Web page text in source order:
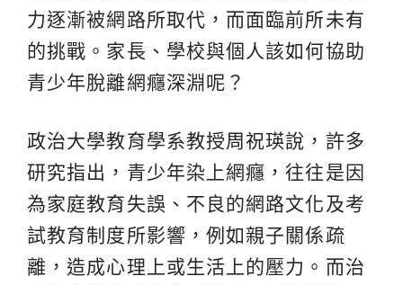
力逐漸被網路所取代，而面臨前所未有
的挑戰。家長、學校與個人該如何協助
青少年脫離網癮深淵呢？
政治大學教育學系教授周祝瑛說，許多
研究指出，青少年染上網癮，往往是因
為家庭教育失誤、不良的網路文化及考
試教育制度所影響，例如親子關係疏
離，造成心理上或生活上的壓力。而治